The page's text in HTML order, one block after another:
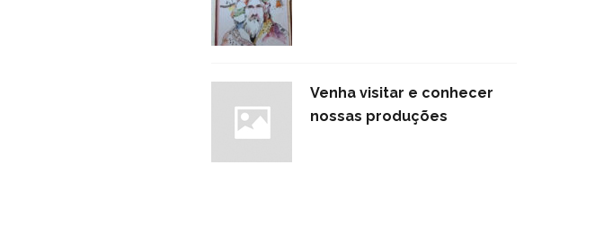
Venha visitar e conhecer
nossas produções